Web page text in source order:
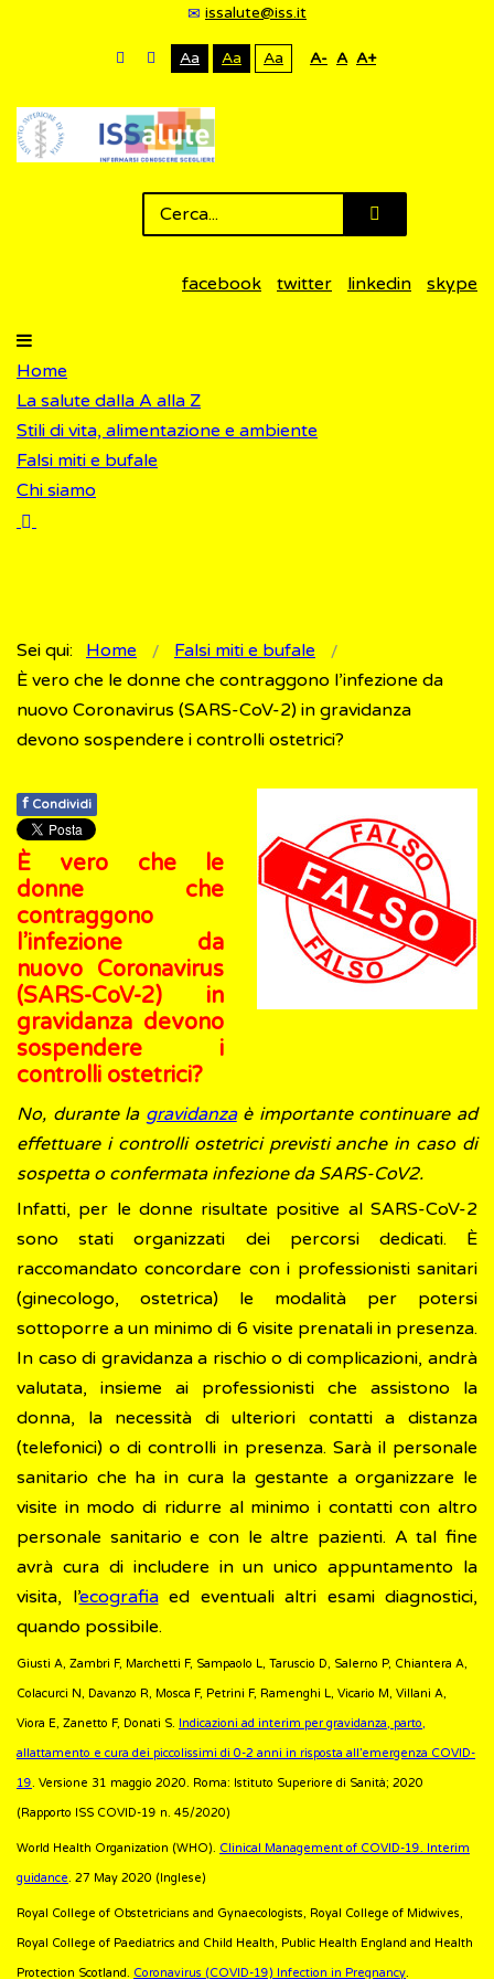
issalute@iss.it
Aa Aa Aa A- A A+
facebook twitter linkedin skype
Home
La salute dalla A alla Z
Stili di vita, alimentazione e ambiente
Falsi miti e bufale
Chi siamo
Sei qui: Home
Falsi miti e bufale
È vero che le donne che contraggono l’infezione da
nuovo Coronavirus (SARS-CoV-2) in gravidanza
devono sospendere i controlli ostetrici?
f Condividi
È vero che le
donne che
contraggono
l’infezione da
nuovo Coronavirus
(SARS-CoV-2) in
gravidanza devono
sospendere i
controlli ostetrici?
No, durante la gravidanzaè importante continuare ad
effettuare i controlli ostetrici previsti anche in caso di
sospetta o confermata infezione da SARS-CoV2.
Infatti, per le donne risultate positive al SARS-CoV-2
sono stati organizzati dei percorsi dedicati. È
raccomandato concordare con i professionisti sanitari
(ginecologo, ostetrica) le modalità per potersi
sottoporre a un minimo di 6 visite prenatali in presenza.
In caso di gravidanza a rischio o di complicazioni, andrà
valutata, insieme ai professionisti che assistono la
donna, la necessità di ulteriori contatti a distanza
(telefonici) o di controlli in presenza. Sarà il personale
sanitario che ha in cura la gestante a organizzare le
visite in modo di ridurre al minimo i contatti con altro
personale sanitario e con le altre pazienti. A tal fine
avrà cura di includere in un unico appuntamento la
visita, l’ecografiaed eventuali altri esami diagnostici,
quando possibile.
Giusti A, Zambri F, Marchetti F, Sampaolo L, Taruscio D, Salerno P, Chiantera A,
Colacurci N, Davanzo R, Mosca F, Petrini F, Ramenghi L, Vicario M, Villani A,
Viora E, Zanetto F, Donati S. Indicazioni ad interim per gravidanza, parto,
allattamento e cura dei piccolissimi di 0-2 anni in risposta all’emergenza COVID-
19. Versione 31 maggio 2020. Roma: Istituto Superiore di Sanità; 2020
(Rapporto ISS COVID-19 n. 45/2020)
World Health Organization (WHO). Clinical Management of COVID-19. Interim
guidance. 27 May 2020 (Inglese)
Royal College of Obstetricians and Gynaecologists, Royal College of Midwives,
Royal College of Paediatrics and Child Health, Public Health England and Health
Protection Scotland. Coronavirus (COVID-19) Infection in Pregnancy.